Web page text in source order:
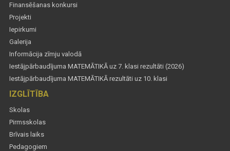
Finansēšanas konkursi
Projekti
Iepirkumi
Galerija
Informācija zīmju valodā
Iestājpārbaudījuma MATEMĀTIKĀ uz 7. klasi rezultāti (2026)
Iestājpārbaudījuma MATEMĀTIKĀ rezultāti uz 10. klasi
IZGLĪTĪBA
Skolas
Pirmsskolas
Brīvais laiks
Pedagogiem